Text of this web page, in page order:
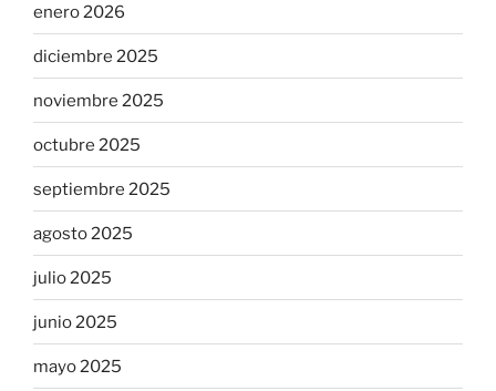
enero 2026
diciembre 2025
noviembre 2025
octubre 2025
septiembre 2025
agosto 2025
julio 2025
junio 2025
mayo 2025